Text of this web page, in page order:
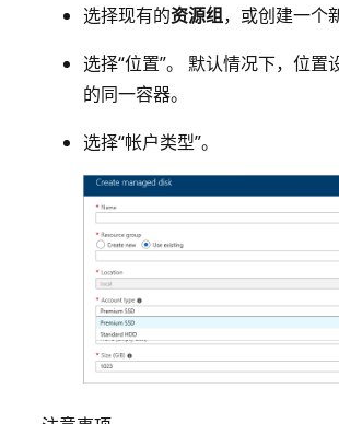
选择现有的资源组，或创建一个
选择“位置”。 默认情况下，位置
的同一容器。
选择“帐户类型”。